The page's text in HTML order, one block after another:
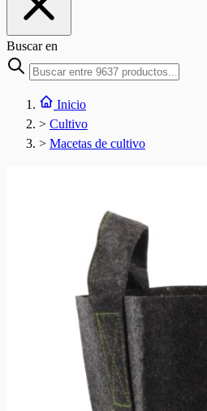
Buscar en
Inicio
> Cultivo
> Macetas de cultivo